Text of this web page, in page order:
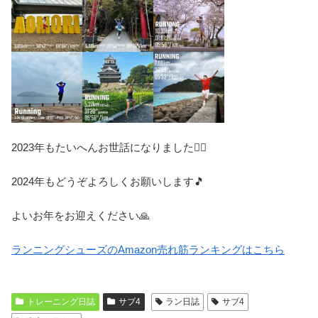
2023年もたいへんお世話になりました🙇‍♀️
2024年もどうぞよろしくお願いします🎵
よいお年をお迎えください🙏
ランニングシューズのAmazon売れ筋ランキングはこちら
トレーニング日誌 サブ4 ラン日誌
サブ4